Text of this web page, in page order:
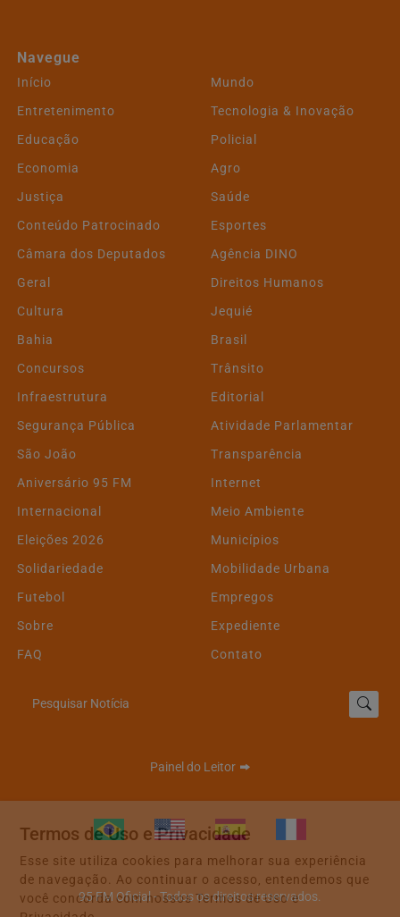
Navegue
Início
Mundo
Entretenimento
Tecnologia & Inovação
Educação
Policial
Economia
Agro
Justiça
Saúde
Conteúdo Patrocinado
Esportes
Câmara dos Deputados
Agência DINO
Geral
Direitos Humanos
Cultura
Jequié
Bahia
Brasil
Concursos
Trânsito
Infraestrutura
Editorial
Segurança Pública
Atividade Parlamentar
São João
Transparência
Aniversário 95 FM
Internet
Internacional
Meio Ambiente
Eleições 2026
Municípios
Solidariedade
Mobilidade Urbana
Futebol
Empregos
Sobre
Expediente
FAQ
Contato
Pesquisar Notícia
Painel do Leitor
95 FM Oficial - Todos os direitos reservados.
Termos de Uso e Privacidade
Esse site utiliza cookies para melhorar sua experiência
de navegação. Ao continuar o acesso, entendemos que
você concorda com nossos Termos de Uso e